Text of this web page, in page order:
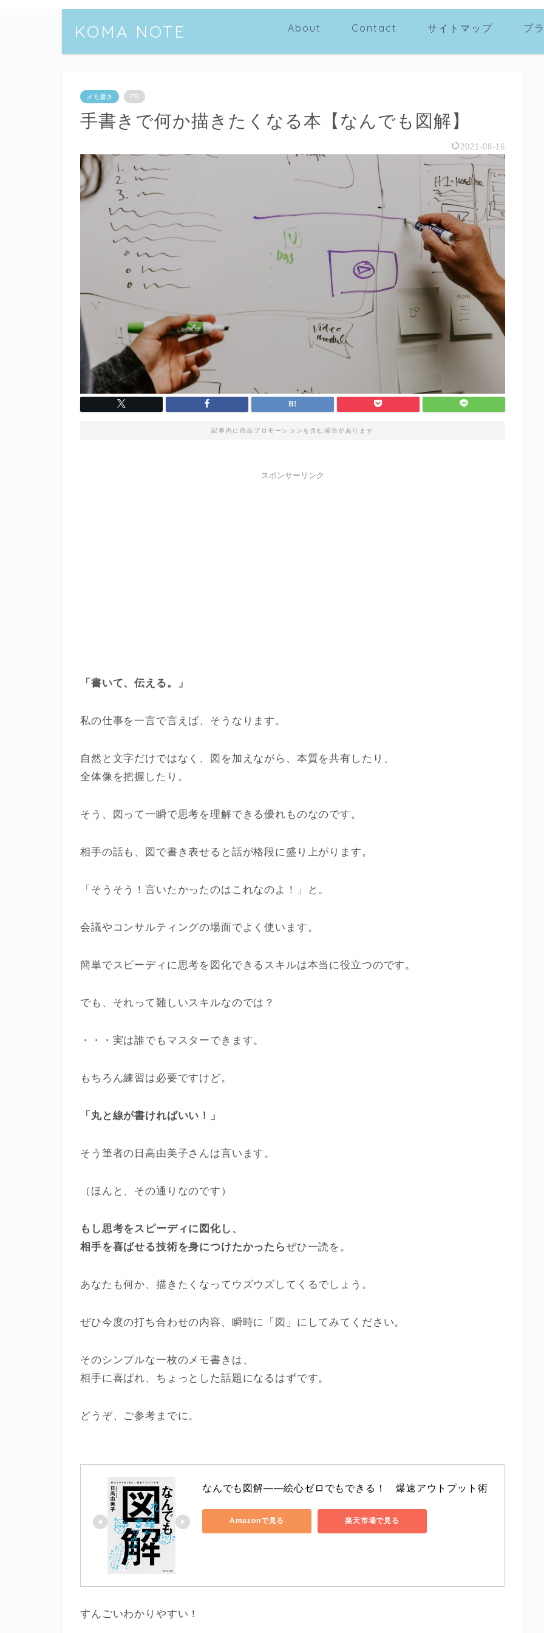
KOMA NOTE About Contact サイトマップ プ
メモ書き PR
手書きで何か描きたくなる本【なんでも図解】
2021-08-16
記事内に商品プロモーションを含む場合があります
スポンサーリンク
「書いて、伝える。」
私の仕事を一言で言えば、そうなります。
自然と文字だけではなく、図を加えながら、本質を共有したり、
全体像を把握したり。
そう、図って一瞬で思考を理解できる優れものなのです。
相手の話も、図で書き表せると話が格段に盛り上がります。
「そうそう！言いたかったのはこれなのよ！」と。
会議やコンサルティングの場面でよく使います。
簡単でスピーディに思考を図化できるスキルは本当に役立つのです。
でも、それって難しいスキルなのでは？
・・・実は誰でもマスターできます。
もちろん練習は必要ですけど。
「丸と線が書ければいい！」
そう筆者の日高由美子さんは言います。
（ほんと、その通りなのです）
もし思考をスピーディに図化し、
相手を喜ばせる技術を身につけたかったらぜひ一読を。
あなたも何か、描きたくなってウズウズしてくるでしょう。
ぜひ今度の打ち合わせの内容、瞬時に「図」にしてみてください。
そのシンプルな一枚のメモ書きは、
相手に喜ばれ、ちょっとした話題になるはずです。
どうぞ、ご参考までに。
なんでも図解――絵心ゼロでもできる！　爆速アウトプット術
Amazonで見る 楽天市場で見る
すんごいわかりやすい！